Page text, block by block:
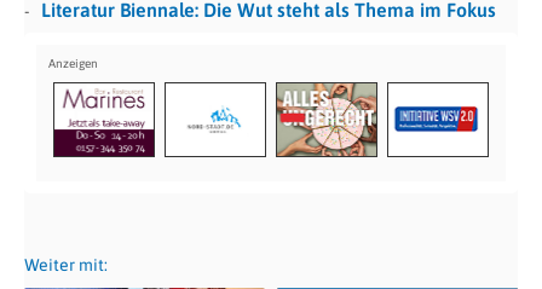
Literatur Biennale: Die Wut steht als Thema im Fokus
Weiter mit: